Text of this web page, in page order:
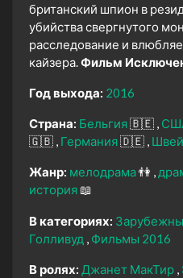
британский шпион в
убийства свергнутого
расследование и
кайзера. Фильм
Год выхода: 2016
Страна: Бельгия🇧🇪
🇬🇧 Германия🇩🇪
Жанр: мелодрама👫
история 📖
В категориях:
Голливуд
Фильмы 2016
В ролях: Джанет МакТир